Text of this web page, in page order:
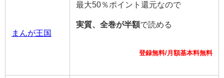
まんが王国
最大50％ポイント還元なので
実質、全巻が半額で読める
登録無料/月額基本料無料